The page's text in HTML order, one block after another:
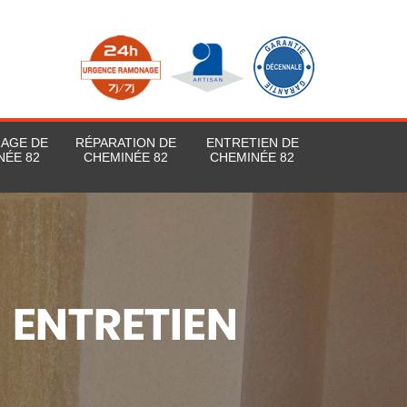
DE
82
RÉPARATION DE
CHEMINÉE 82
ENTRETIEN DE
CHEMINÉE 82